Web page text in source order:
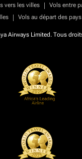
vers les villes | Vols entre
| Vols au départ des pays
Airways Limited. Tous